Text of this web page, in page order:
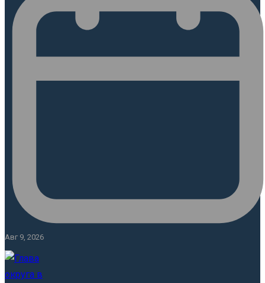
Авг 9, 2026